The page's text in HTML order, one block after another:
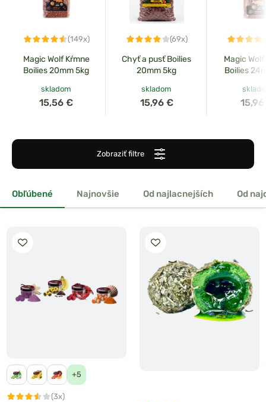
(149x)
Magic Wolf Kŕmne
Boilies 20mm 5kg
skladom
15,56 €
(69x)
Chyť a pusť Boilies
20mm 5kg
skladom
15,96 €
Magic
Boilies
Zobraziť filtre
Obľúbené Najnovšie Od najlacnejších Od
+5
(3x)